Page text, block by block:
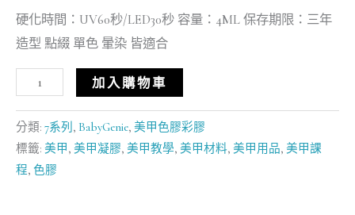
硬化時間：UV60秒/LED30秒 容量：4ML 保存期限：三年
造型 點綴 單色 暈染 皆適合
加入購物車
分類: 7系列 , BabyGenie, 美甲色膠彩膠
標籤: 美甲, 美甲凝膠, 美甲教學, 美甲材料, 美甲用品, 美甲課
程, 色膠